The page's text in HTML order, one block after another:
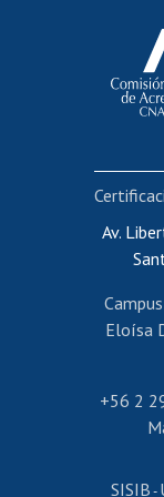
Av.
Campus
Eloísa
+56 2
SISIB -